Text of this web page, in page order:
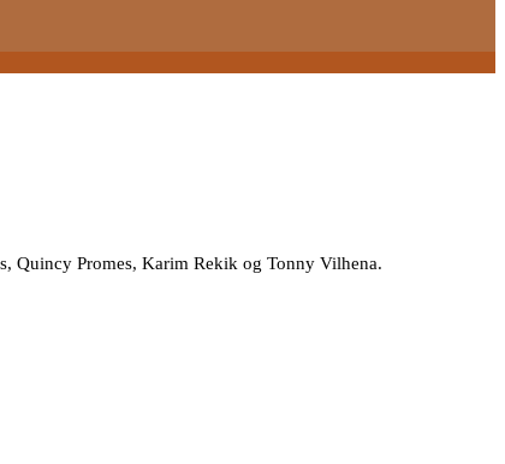
Quincy Promes, Karim Rekik og Tonny Vilhena.